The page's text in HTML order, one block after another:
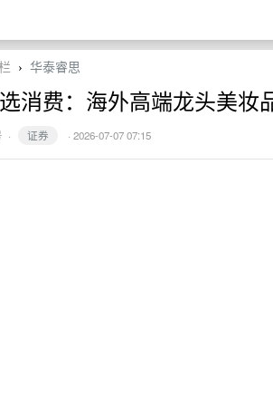
› 华泰睿思
消费：海外高端龙头美妆
· 证券 · 2026-07-07 07:15